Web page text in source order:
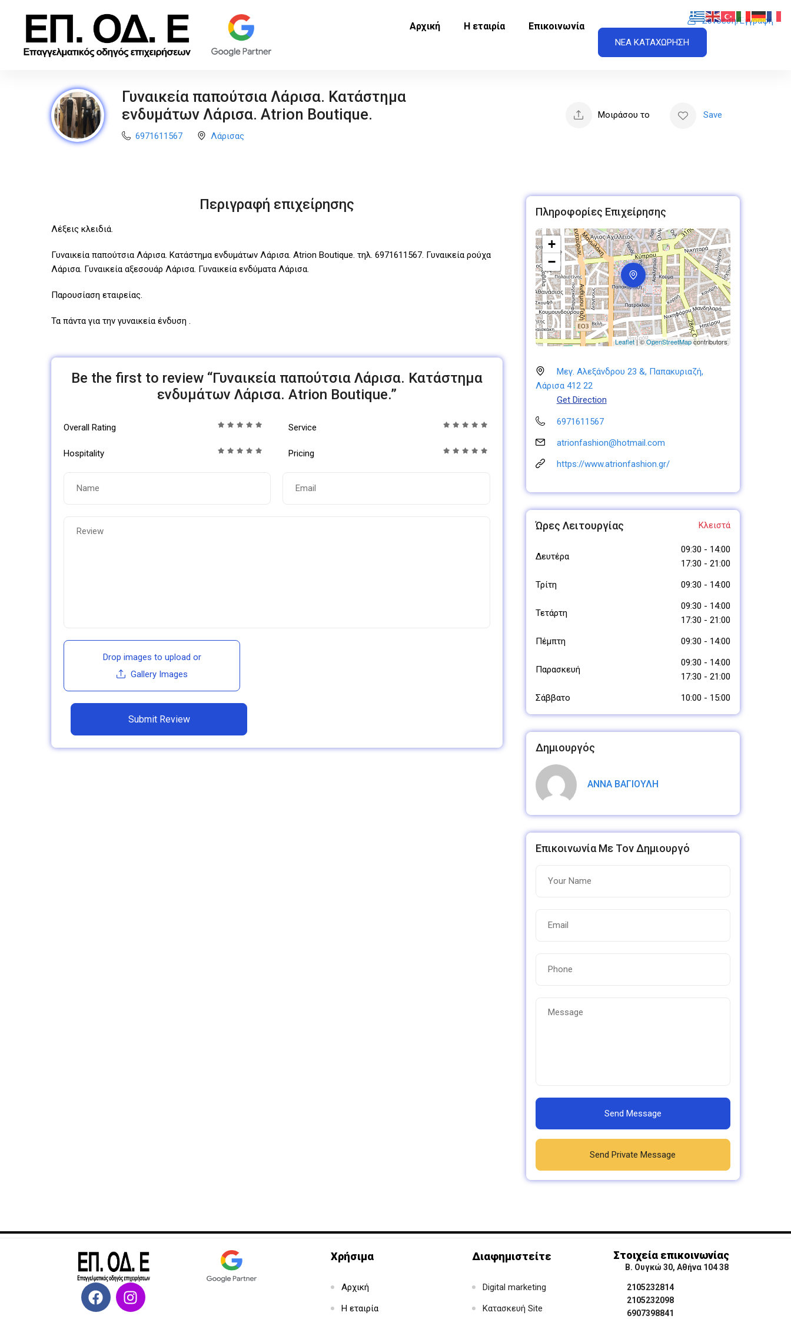
Αρχική Η εταιρία Επικοινωνία
Σύνδεση/Εγγραφή
ΝΕΑ ΚΑΤΑΧΩΡΗΣΗ
Γυναικεία παπούτσια Λάρισα. Κατάστημα
ενδυμάτων Λάρισα. Atrion Boutique.
6971611567 Λάρισας
Μοιράσου το Save
Περιγραφή επιχείρησης
Λέξεις κλειδιά.
Γυναικεία παπούτσια Λάρισα. Κατάστημα ενδυμάτων Λάρισα. Atrion Boutique. τηλ. 6971611567. Γυναικεία ρούχα
Λάρισα. Γυναικεία αξεσουάρ Λάρισα. Γυναικεία ενδύματα Λάρισα.
Παρουσίαση εταιρείας.
Τα πάντα για την γυναικεία ένδυση .
Be the first to review “Γυναικεία παπούτσια Λάρισα. Κατάστημα
ενδυμάτων Λάρισα. Atrion Boutique.”
Overall Rating Service
Hospitality Pricing
Drop images to upload or
Gallery Images
Πληροφορίες Επιχείρησης
+
−
Leaflet| ©OpenStreetMapcontributors
Μεγ. Αλεξάνδρου 23 &, Παπακυριαζή,
Λάρισα 412 22
Get Direction
6971611567
atrionfashion@hotmail.com
https://www.atrionfashion.gr/
Ώρες Λειτουργίας Κλειστά
Δευτέρα
09:30 - 14:00
17:30 - 21:00
Τρίτη
09:30 - 14:00
Τετάρτη
09:30 - 14:00
17:30 - 21:00
Πέμπτη
09:30 - 14:00
Παρασκευή
09:30 - 14:00
17:30 - 21:00
Σάββατο
10:00 - 15:00
Δημιουργός
ΑΝΝΑ ΒΑΓΙΟΥΛΗ
Επικοινωνία Με Τον Δημιουργό
Send Message
Send Private Message
Χρήσιμα
Αρχική
Η εταιρία
Διαφημιστείτε
Digital marketing
Κατασκευή Site
Στοιχεία επικοινωνίας
Β. Ουγκώ 30, Αθήνα 104 38
2105232814
2105232098
6907398841